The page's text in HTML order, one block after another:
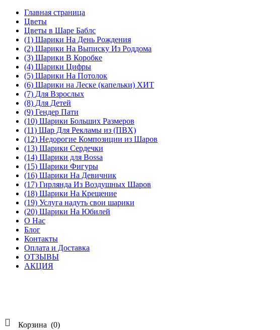
Главная страница
Цветы
Цветы в Шаре Баблс
(1) Шарики На День Рождения
(2) Шарики На Выписку Из Роддома
(3) Шарики В Коробке
(4) Шарики Цифры
(5) Шарики На Потолок
(6) Шарики на Леске (капельки) ХИТ
(7) Для Взрослых
(8) Для Детей
(9) Гендер Пати
(10) Шарики Больших Размеров
(11) Шар Для Рекламы из (ПВХ)
(12) Недорогие Композиции из Шаров
(13) Шарики Сердечки
(14) Шарики для Воssa
(15) Шарики Фигуры
(16) Шарики На Девичник
(17) Гирлянда Из Воздушных Шаров
(18) Шарики На Крещение
(19) Услуга надуть свои шарики
(20) Шарики На Юбилей
О Нас
Блог
Контакты
Оплата и Доставка
ОТЗЫВЫ
АКЦИЯ
 Корзина (0)